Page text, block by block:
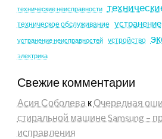
технические неисправности
техническое обслуживание устранение
устранение неисправностей устройство
электрика
Свежие комментарии
Асия Соболева к Очередная
стиральной машине Samsung –
исправления